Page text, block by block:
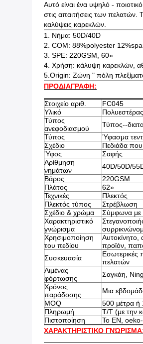
Αυτό είναι ένα υψηλό -
στις απαιτήσεις των πελατών.
καλύψεις καρεκλών.
1. Νήμα: 50D/40D
2. COM: 88%polyester
3. SPE: 220GSM, 60»
4. Χρήση: κάλυψη καρεκλών,
5.Origin: Ζώνη " πόλη
ΠΡΟΔΙΑΓΡΑΦΗ:
Στοιχείο αριθ.
FC045
Υλικό
Τύπος
ανεφοδιασμού
Τύπος--
Τύπος
Ύφασμα
Σχέδιο
Πεδιάδα που
Ύφος
Σαφής
Αρίθμηση
νημάτων
40D/50D/
Βάρος
220GSM
Πλάτος
62»
Τεχνικές
Πλεκτός
Πλεκτός τύπος
Στρέβλωση
Σχέδιο & χρώμα
Σύμφωνα με
Χαρακτηριστικό
γνώρισμα
Χρησιμοποίηση
του πεδίου
Αυτοκίνητο,
προϊόν,
Συσκευασία
Εσωτερικές
πελατών
Λιμένας
φόρτωσης
Σαγκάη,
Χρόνος
παράδοσης
Μια
MOQ
500 μέτρα ή
Πληρωμή
T/T (με την
Πιστοποίηση
Το EN,
ΧΑΡΑΚΤΗΡΙΣΤΙΚΟ